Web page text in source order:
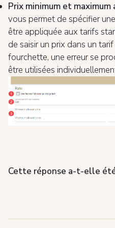
Prix minimum et maximum
vous permet de spécifier
être appliquée aux tarifs
de saisir un prix dans un
fourchette, une erreur se
être utilisées
Cette réponse a-t-elle